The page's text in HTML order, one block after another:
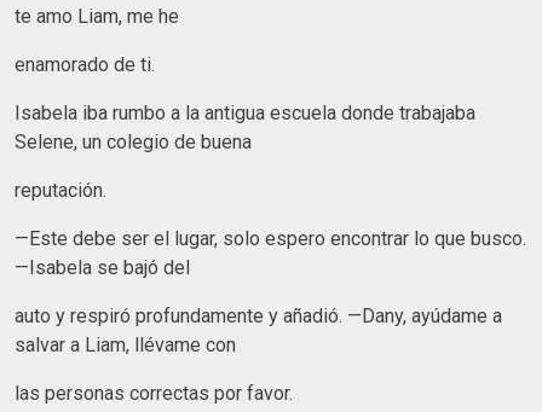
te amo Liam, me he
enamorado de ti.
Isabela iba rumbo a la antigua escuela donde trabajaba
Selene, un colegio de buena
reputación.
—Este debe ser el lugar, solo espero encontrar lo que busco.
—Isabela se bajó del
auto y respiró profundamente y añadió. —Dany, ayúdame a
salvar a Liam, llévame con
las personas correctas por favor.